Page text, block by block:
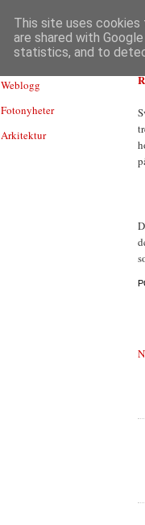
Weblogg
Fotonyheter
Arkitektur
This site uses cookies
are shared with
statistics, and to